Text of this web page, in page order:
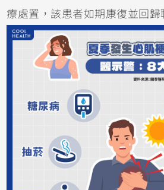
療處置，該患者如期康復並回歸